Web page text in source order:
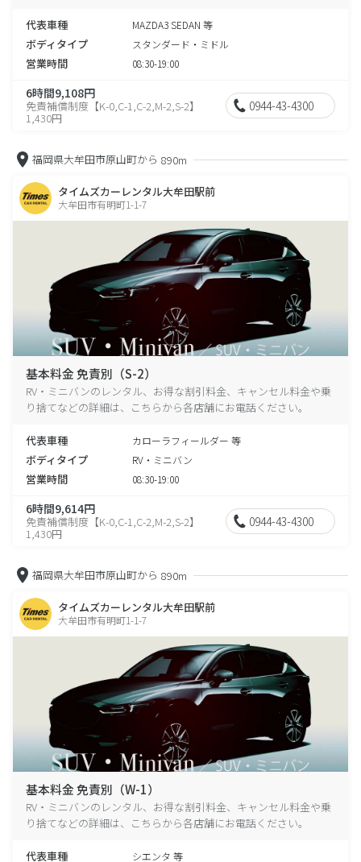
代表車種
MAZDA3 SEDAN 等
ボディタイプ スタンダード・ミドル
営業時間 08:30-19:00
6時間9,108円
免責補償制度【K-0,C-1,C-2,M-2,S-2】
1,430円
0944-43-4300
福岡県大牟田市原山町から 890m
タイムズカーレンタル大牟田駅前
大牟田市有明町1-1-7
基本料金 免責別（S-2）
RV・ミニバンのレンタル、お得な割引料金、キャンセル料金や乗
り捨てなどの詳細は、こちらから各店舗にお電話ください。
代表車種 カローラフィールダー 等
ボディタイプ RV・ミニバン
営業時間 08:30-19:00
6時間9,614円
免責補償制度【K-0,C-1,C-2,M-2,S-2】
1,430円
0944-43-4300
福岡県大牟田市原山町から 890m
タイムズカーレンタル大牟田駅前
大牟田市有明町1-1-7
基本料金 免責別（W-1）
RV・ミニバンのレンタル、お得な割引料金、キャンセル料金や乗
り捨てなどの詳細は、こちらから各店舗にお電話ください。
代表車種 シエンタ 等